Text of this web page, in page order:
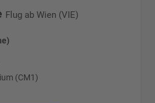
Flug ab Wien (VIE)
(CM1)